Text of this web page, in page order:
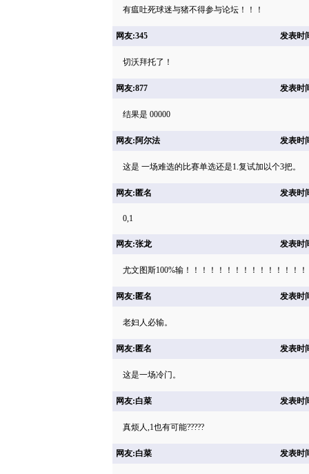
有瘟吐死球迷与猪不得参与论坛！！！
网友:345 发表时
切沃拜托了！
网友:877 发表时
结果是 00000
网友:阿尔法 发表时
这是 一场难选的比赛单选还是1.复试加以个3把。
网友:匿名 发表时
0,1
网友:张龙 发表时
尤文图斯100%输！！！！！！！！！！！！！！！
网友:匿名 发表时
老妇人必输。
网友:匿名 发表时
这是一场冷门。
网友:白菜 发表时
真烦人,1也有可能?????
网友:白菜 发表时